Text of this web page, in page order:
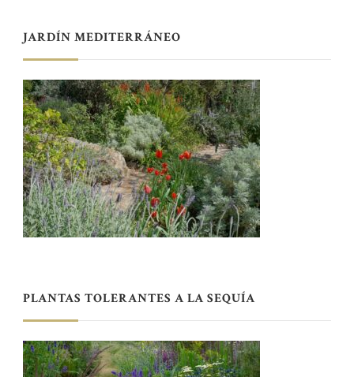
JARDÍN MEDITERRÁNEO
PLANTAS TOLERANTES A LA SEQUÍA